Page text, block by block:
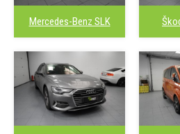
Mercedes-Benz SLK